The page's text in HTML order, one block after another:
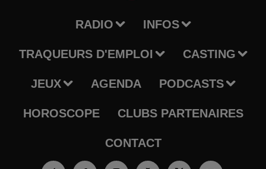
RADIO INFOS
TRAQUEURS D'EMPLOI CASTING
JEUX AGENDA PODCASTS
HOROSCOPE CLUBS PARTENAIRES
CONTACT